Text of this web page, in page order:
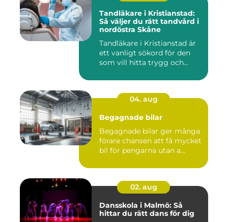
Tandläkare i Kristianstad:
Så väljer du rätt tandvård i
nordöstra Skåne
Tandläkare i Kristianstad är
ett vanligt sökord för den
som vill hitta trygg och...
04. aug
Begagnade bilar
Begagnade bilar ger många
förare chansen att få mycket
bil för pengarna utan a...
02. aug
Dansskola i Malmö: Så
hittar du rätt dans för dig